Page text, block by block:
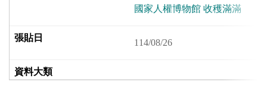
國家人權博物館 收穫滿滿
114/08/26